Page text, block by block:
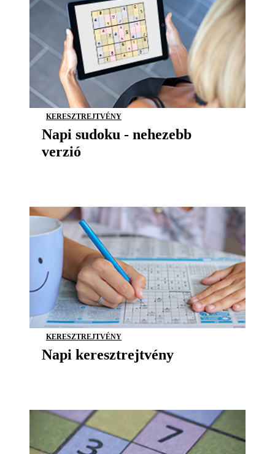
KERESZTREJTVÉNY
Napi sudoku - nehezebb
verzió
KERESZTREJTVÉNY
Napi keresztrejtvény